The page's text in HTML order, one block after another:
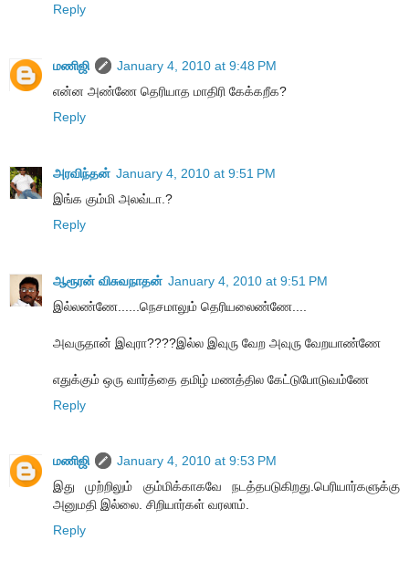
Reply
மணிஜி
January 4, 2010 at 9:48 PM
என்ன அண்ணே தெரியாத மாதிரி கேக்கறீக?
Reply
அரவிந்தன் January 4, 2010 at 9:51 PM
இங்க கும்மி அலவ்டா.?
Reply
ஆரூரன் விசுவநாதன் January 4, 2010 at 9:51 PM
இல்லண்ணே......நெசமாலும் தெரியலைண்ணே....
அவருதான் இவுரா????இல்ல இவுரு வேற அவுரு வேறயாண்ணே
எதுக்கும் ஒரு வார்த்தை தமிழ் மணத்தில கேட்டுபோடுவம்ணே
Reply
மணிஜி
January 4, 2010 at 9:53 PM
இது முற்றிலும் கும்மிக்காகவே நடத்தபடுகிறது.பெரியார்களுக்கு
அனுமதி இல்லை. சிறியார்கள் வரலாம்.
Reply